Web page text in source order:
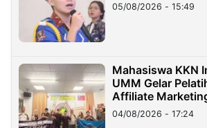
05/08/2026 - 15:49
Mahasiswa KKN
UMM Gelar
Affiliate
Migran Indonesia
04/08/2026 - 17:24